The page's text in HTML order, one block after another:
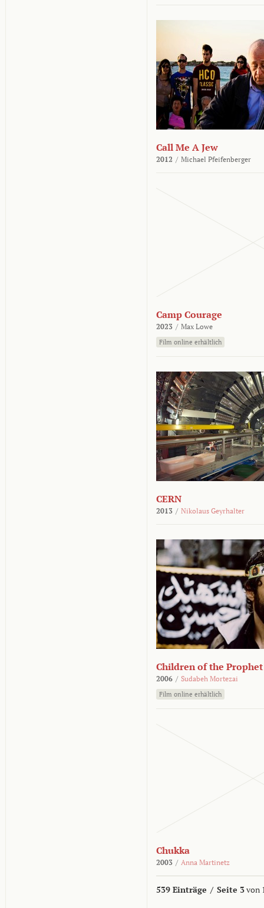
Call Me A Jew
2012 / Michael Pfeifenberger
Camp Courage
2023 / Max Lowe
Film online erhältlich
CERN
2013 / Nikolaus Geyrhalter
Children of the Prophet
2006 / Sudabeh Mortezai
Film online erhältlich
Chukka
2003 / Anna Martinetz
539 Einträge / Seite 3von